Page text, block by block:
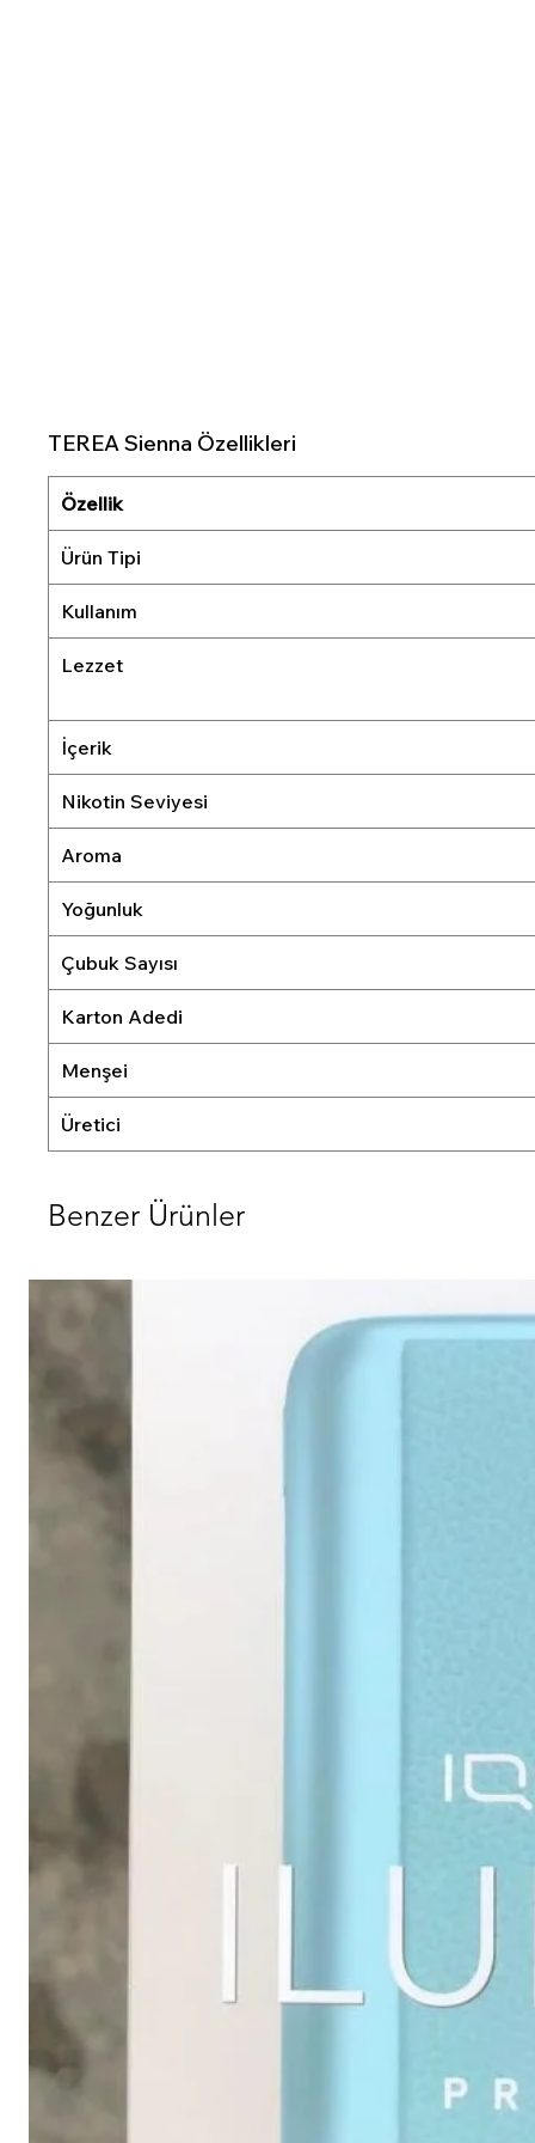
TEREA Sienna Özellikleri
Özellik
Ürün Tipi
Kullanım
Lezzet
İçerik
Nikotin Seviyesi
Aroma
Yoğunluk
Çubuk Sayısı
Karton Adedi
Menşei
Üretici
Benzer Ürünler